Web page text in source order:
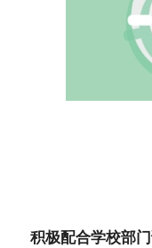
积极配合学校部